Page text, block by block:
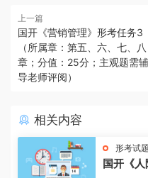
上一篇
国开《营销管理》形考任务3
（所属章：第五、六、七、八
章；分值：25分；主观题需辅
导老师评阅）
相关内容
形考试题
国开《